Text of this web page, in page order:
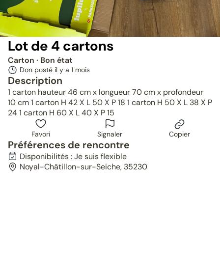
Lot de 4 cartons
Carton · Bon état
Don posté il y a 1 mois
Description
1 carton hauteur 46 cm x longueur 70 cm x profondeur
10 cm 1 carton H 42 X L 50 X P 18 1 carton H 50 X L 38 X P
24 1 carton H 60 X L 40 X P 15
Favori Signaler Copier
Préférences de rencontre
Disponibilités : Je suis flexible
Noyal-Châtillon-sur-Seiche, 35230